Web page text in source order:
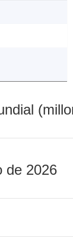
de 2026